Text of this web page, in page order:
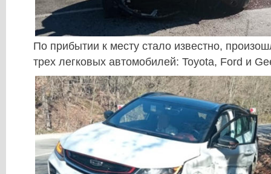
По прибытии к месту стало известно,
трех легковых автомобилей: Toyota, Ford и